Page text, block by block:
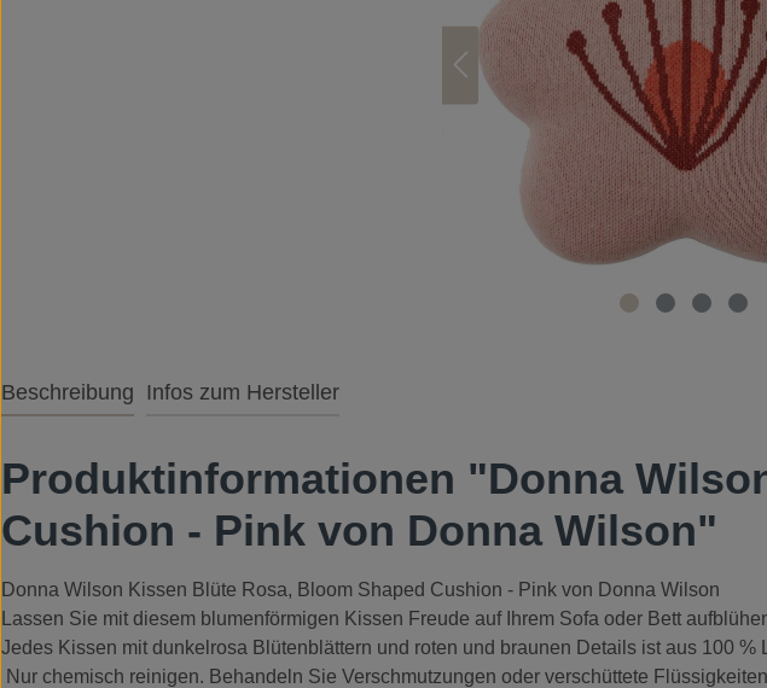
Beschreibung Infos zum Hersteller
Produktinformationen "Donna
Cushion - Pink von Donna Wilson"
Donna Wilson Kissen Blüte Rosa, Bloom Shaped Cushion - Pink von Donna Wilson
Lassen Sie mit diesem blumenförmigen Kissen Freude auf Ihrem Sofa oder Bett
Jedes Kissen mit dunkelrosa Blütenblättern und roten und braunen Details ist aus 100
Nur chemisch reinigen. Behandeln Sie Verschmutzungen oder verschüttete